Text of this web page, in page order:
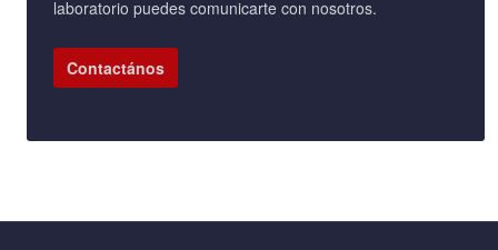
laboratorio puedes comunicarte con nosotros.
Contactános